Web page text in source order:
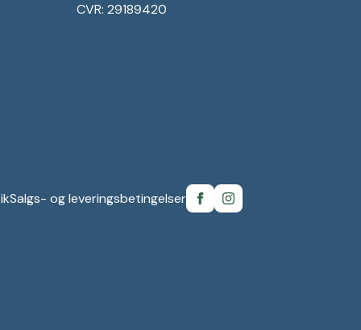
CVR: 29189420
Salgs- og leveringsbetingelser